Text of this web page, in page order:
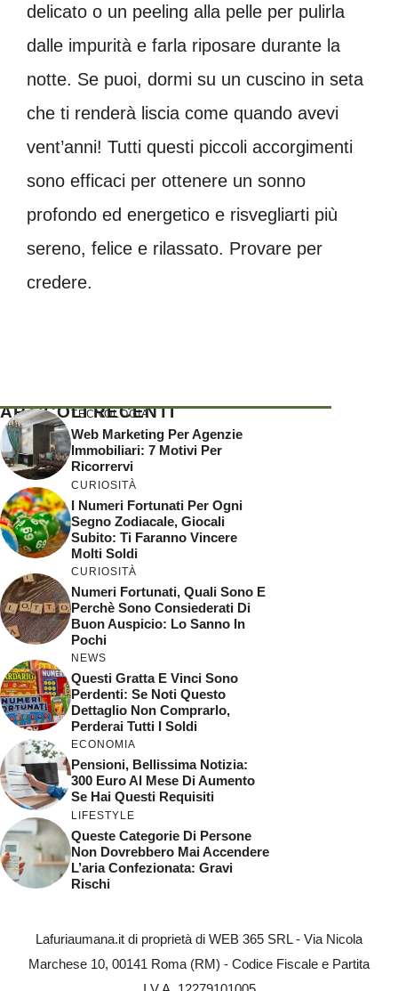
delicato o un peeling alla pelle per pulirla
dalle impurità e farla riposare durante la
notte. Se puoi, dormi su un cuscino in seta
che ti renderà liscia come quando avevi
vent’anni! Tutti questi piccoli accorgimenti
sono efficaci per ottenere un sonno
profondo ed energetico e risvegliarti più
sereno, felice e rilassato. Provare per
credere.
ARTICOLI RECENTI
TECNOLOGIA
Web Marketing Per Agenzie
Immobiliari: 7 Motivi Per
Ricorrervi
CURIOSITÀ
I Numeri Fortunati Per Ogni
Segno Zodiacale, Giocali
Subito: Ti Faranno Vincere
Molti Soldi
CURIOSITÀ
Numeri Fortunati, Quali Sono E
Perchè Sono Consiederati Di
Buon Auspicio: Lo Sanno In
Pochi
NEWS
Questi Gratta E Vinci Sono
Perdenti: Se Noti Questo
Dettaglio Non Comprarlo,
Perderai Tutti I Soldi
ECONOMIA
Pensioni, Bellissima Notizia:
300 Euro Al Mese Di Aumento
Se Hai Questi Requisiti
LIFESTYLE
Queste Categorie Di Persone
Non Dovrebbero Mai Accendere
L’aria Confezionata: Gravi
Rischi
Lafuriaumana.it di proprietà di WEB 365 SRL - Via Nicola
Marchese 10, 00141 Roma (RM) - Codice Fiscale e Partita